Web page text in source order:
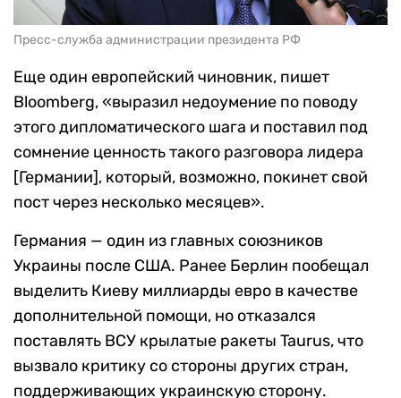
Пресс-служба администрации президента РФ
Еще один европейский чиновник, пишет
Bloomberg, «выразил недоумение по поводу
этого дипломатического шага и поставил под
сомнение ценность такого разговора лидера
[Германии], который, возможно, покинет свой
пост через несколько месяцев».
Германия — один из главных союзников
Украины после США. Ранее Берлин пообещал
выделить Киеву миллиарды евро в качестве
дополнительной помощи, но отказался
поставлять ВСУ крылатые ракеты Taurus, что
вызвало критику со стороны других стран,
поддерживающих украинскую сторону.